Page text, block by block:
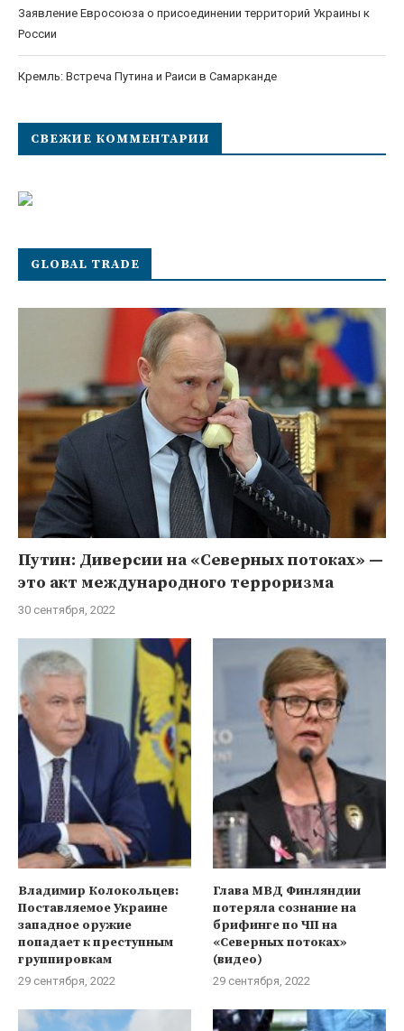
Заявление Евросоюза о присоединении территорий Украины к
России
Кремль: Встреча Путина и Раиси в Самарканде
СВЕЖИЕ КОММЕНТАРИИ
GLOBAL TRADE
Путин: Диверсии на «Северных потоках» —
это акт международного терроризма
30 сентября, 2022
Владимир Колокольцев:
Поставляемое Украине
западное оружие
попадает к преступным
группировкам
29 сентября, 2022
Глава МВД Финляндии
потеряла сознание на
брифинге по ЧП на
«Северных потоках»
(видео)
29 сентября, 2022